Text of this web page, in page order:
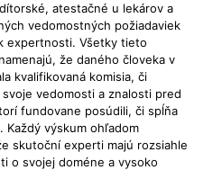
atestačné u lekárov a
vedomostných požiadaviek
expertnosti. Všetky tieto
že daného človeka v
kvalifikovaná komisia, či
vedomosti a znalosti pred
fundovane posúdili, či spĺňa
Každý výskum ohľadom
skutoční experti majú rozsiahle
o svojej doméne a vysoko